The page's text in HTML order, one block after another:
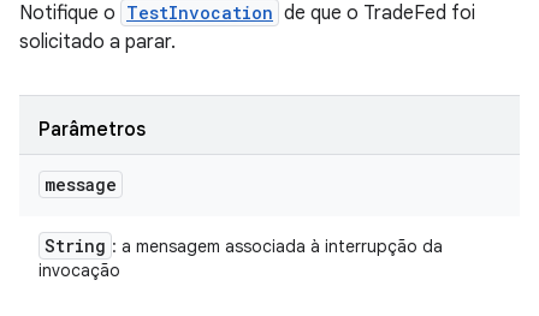
Notifique o TestInvocation de que o TradeFed foi
solicitado a parar.
Parâmetros
message
String : a mensagem associada à interrupção da
invocação